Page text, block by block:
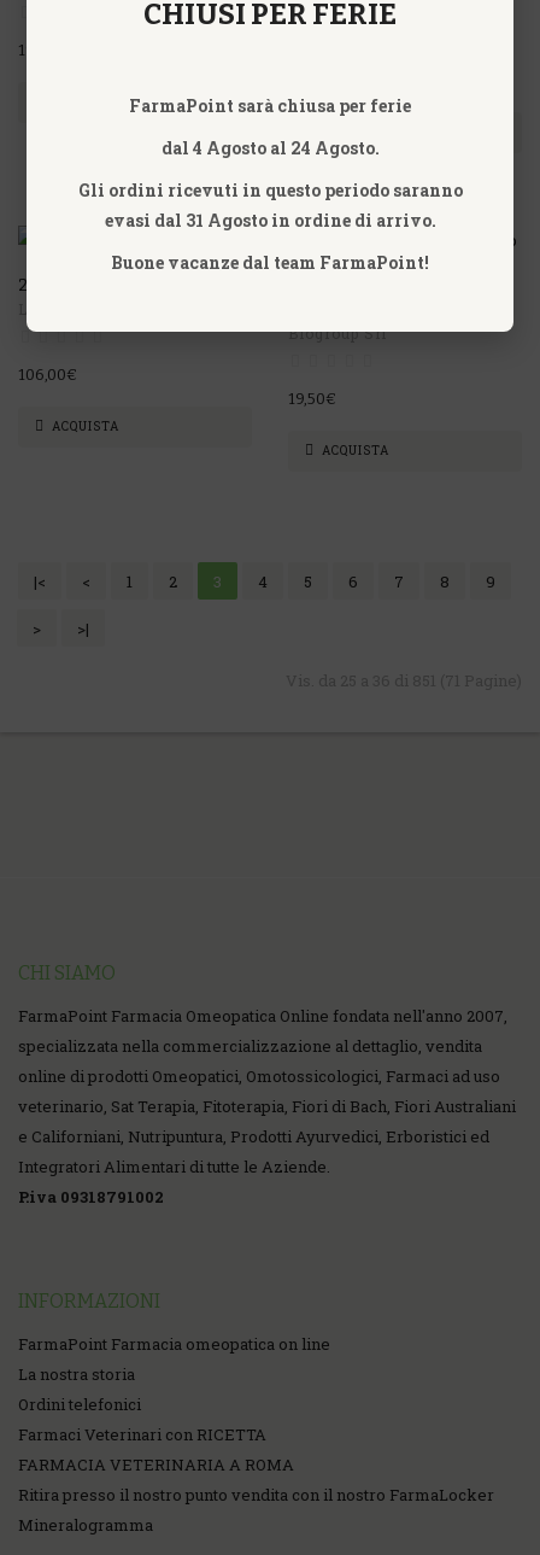
19,80€
Omeopatica
2LKAH LABO LIFE
106,00€
ACQUISTA
Biogroup Srl
19,50€
ACQUISTA
|< < 1 2 3 4 5 6 7 8 9
> >|
CHI SIAMO
FarmaPoint Farmacia Omeopatica Online fondata nell'anno 2007,
specializzata nella commercializzazione al dettaglio, vendita
online di prodotti Omeopatici, Omotossicologici, Farmaci ad uso
veterinario, Sat Terapia, Fitoterapia, Fiori di Bach, Fiori Australiani
e Californiani, Nutripuntura, Prodotti Ayurvedici, Erboristici ed
Integratori Alimentari di tutte le Aziende.
P.iva 09318791002
INFORMAZIONI
FarmaPoint Farmacia omeopatica on line
La nostra storia
Ordini telefonici
Farmaci Veterinari con RICETTA
FARMACIA VETERINARIA A ROMA
Ritira presso il nostro punto vendita con il nostro FarmaLocker
Mineralogramma
CHIUSI PER FERIE
FarmaPoint sarà chiusa per ferie
dal 4 Agosto al 24 Agosto.
Gli ordini ricevuti in questo periodo saranno
evasi dal 31 Agosto in ordine di arrivo.
Buone vacanze dal team FarmaPoint!